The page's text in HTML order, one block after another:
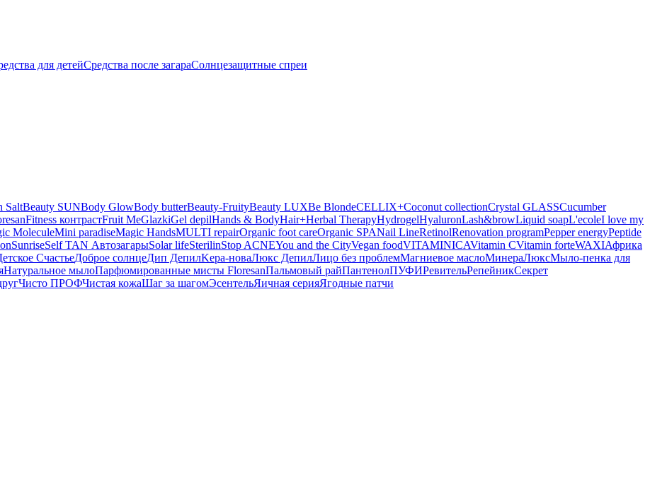
для детейСредства после загараСолнцезащитные спреи
SaltBeauty SUNBody GlowBody butterBeauty-FruityBeauty LUXBe BlondeCELLIX+Coconut collectionCrystal GLASSCucumber
Fitness контрастFruit MeGlazkiGel depilHands & BodyHair+Herbal TherapyHydrogelHyaluronLash&browLiquid soapL'ecoleI love my
MoleculeMini paradiseMagic HandsMULTI repairOrganic foot careOrganic SPANail LineRetinolRenovation programPepper energyPeptide
SunriseSelf TAN АвтозагарыSolar lifeSterilinStop ACNEYou and the CityVegan foodVITAMINICAVitamin CVitamin forteWAXIАфрика
СчастьеДоброе солнцеДип ДепилKepa-новаЛюкс ДепилЛицо без проблемМагниевое маслоМинераЛюксМыло-пенка для
Натуральное мылоПарфюмированные мисты FloresanПальмовый райПантенолПУФИРевительРепейникСекрет
Чисто ПРОФЧистая кожаШаг за шагомЭсентельЯичная серияЯгодные патчи